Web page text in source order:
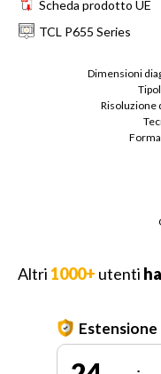
Scheda prodotto UE
TCL P655 Series
Dimensioni
Risoluzione
Altri 1000+ utenti
Estensione